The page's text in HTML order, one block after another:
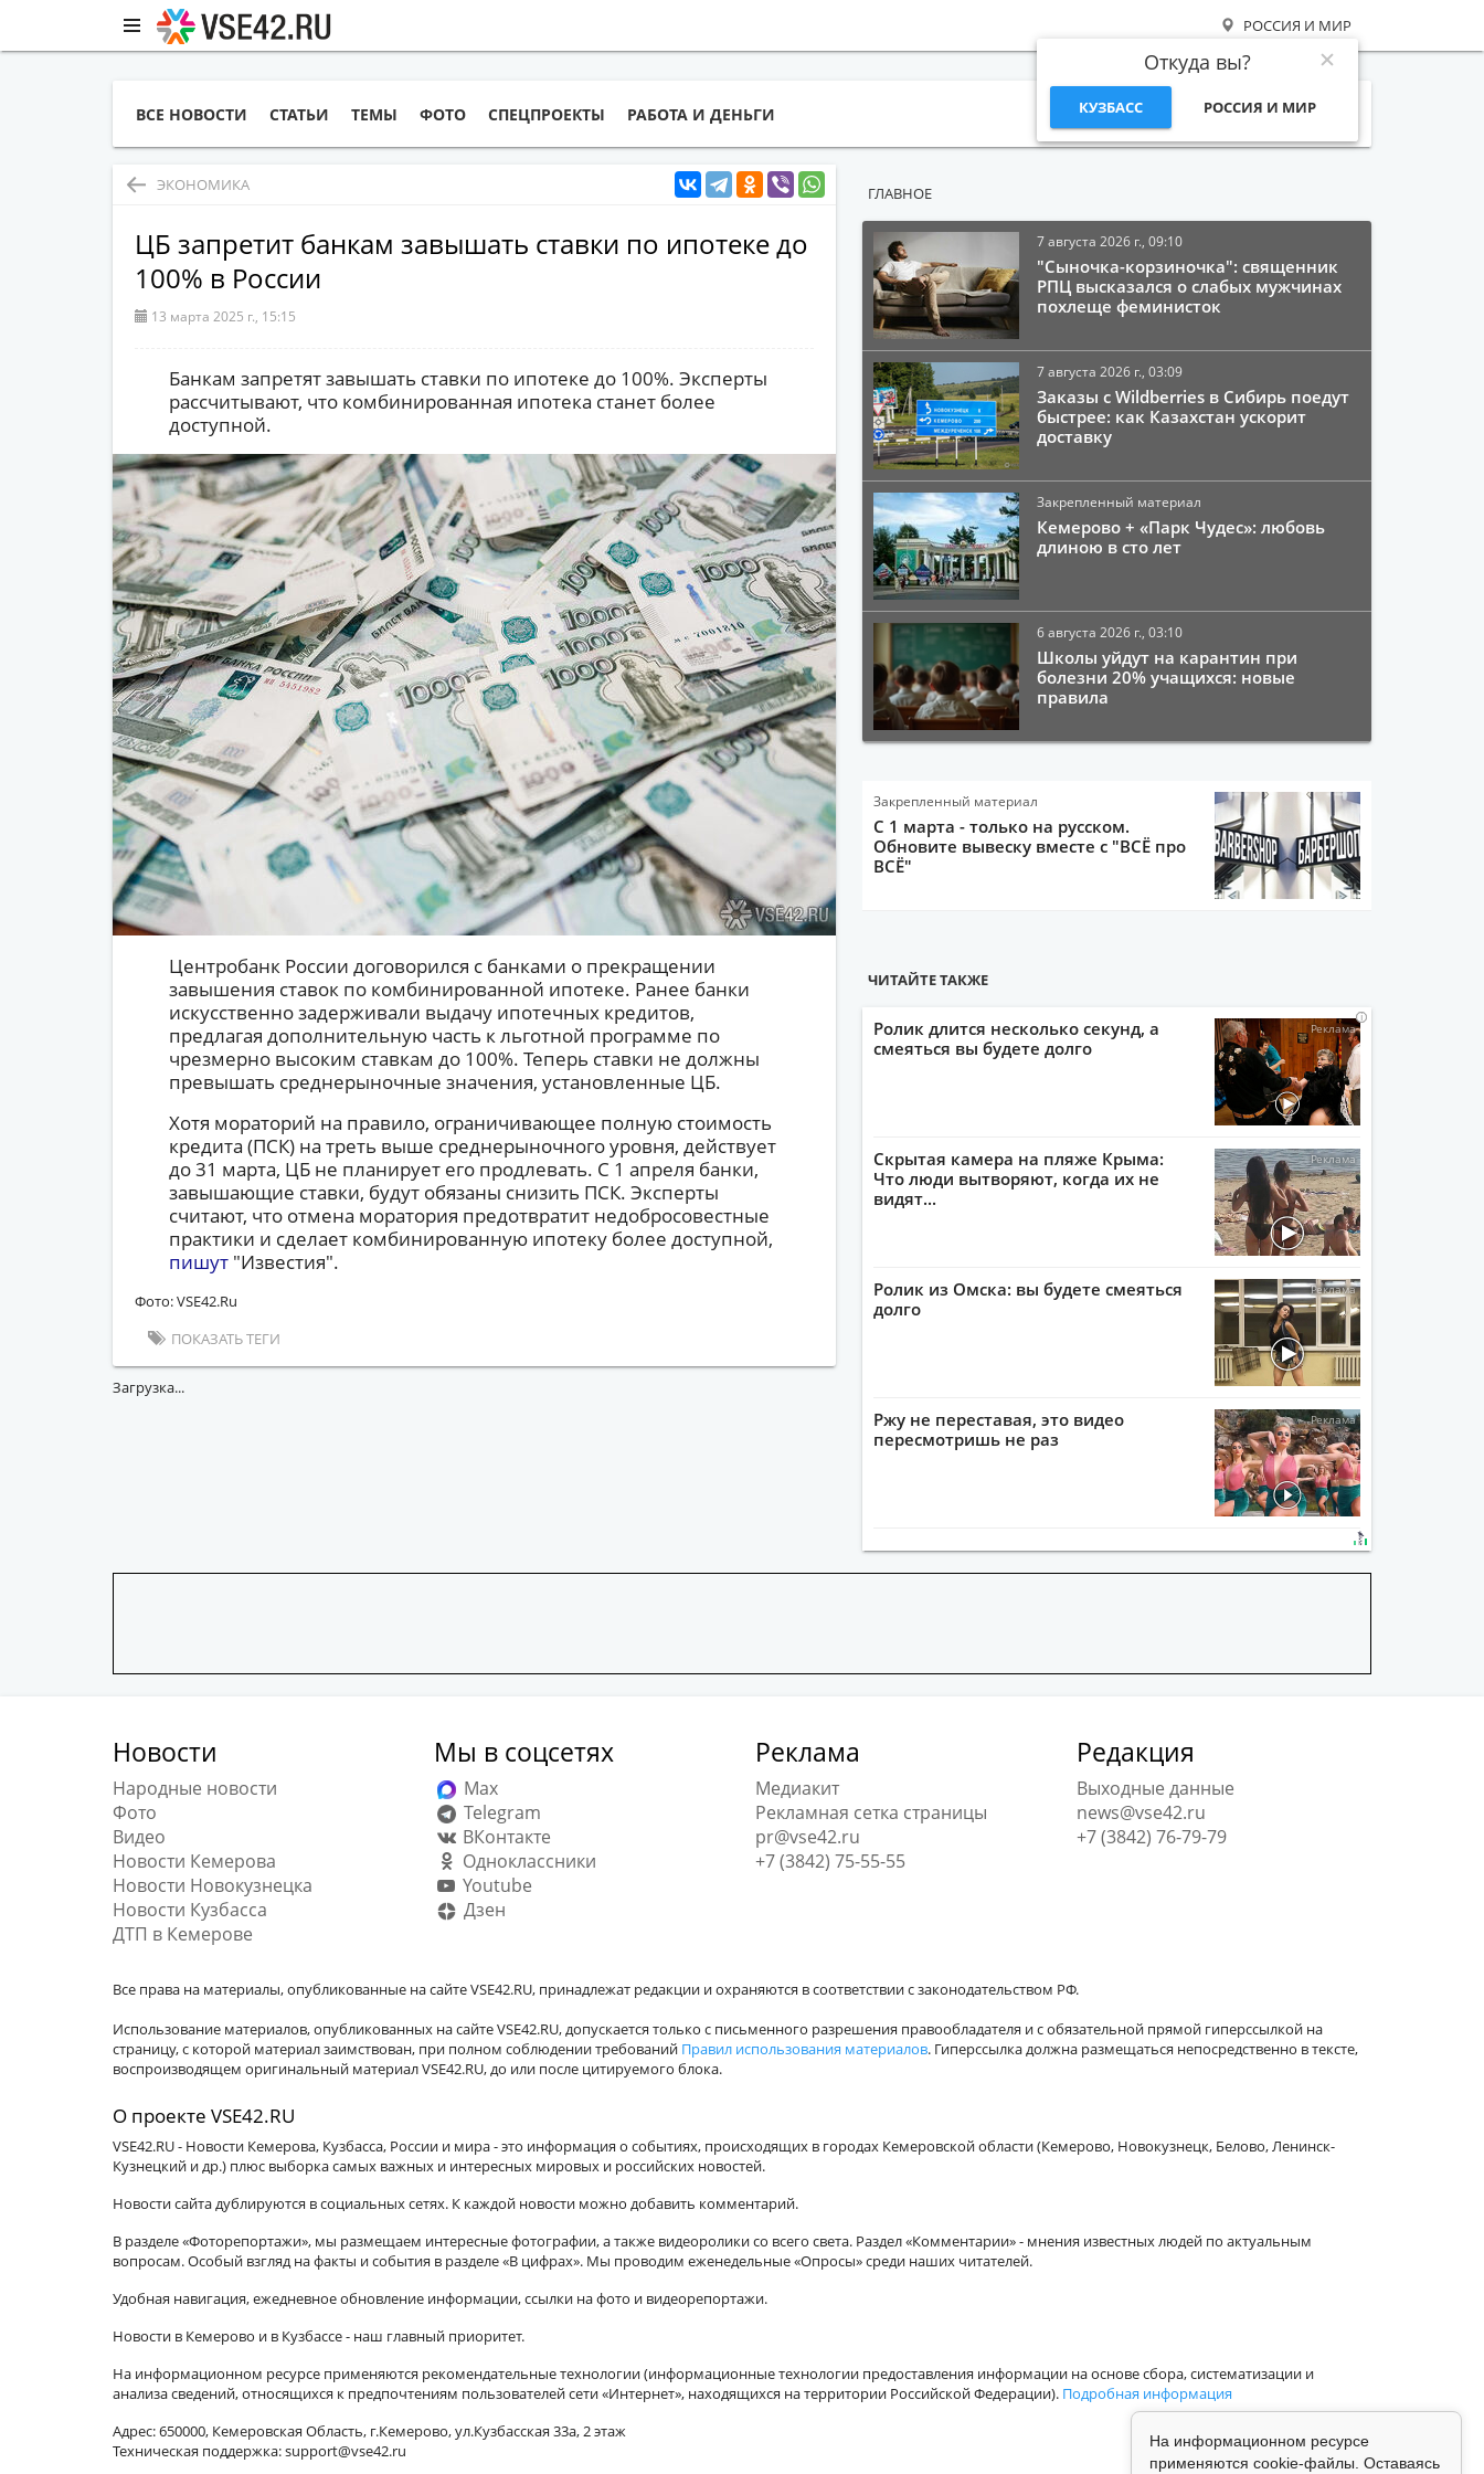
РОССИЯ И МИР
Откуда вы?
КУЗБАСС РОССИЯ И МИР
ВСЕ НОВОСТИ СТАТЬИ ТЕМЫ ФОТО СПЕЦПРОЕКТЫ РАБОТА И ДЕНЬГИ Поиск
ЭКОНОМИКА
ЦБ запретит банкам завышать ставки по ипотеке до
100% в России
13 марта 2025 г., 15:15
Банкам запретят завышать ставки по ипотеке до 100%. Эксперты
рассчитывают, что комбинированная ипотека станет более
доступной.
Центробанк России договорился с банками о прекращении
завышения ставок по комбинированной ипотеке. Ранее банки
искусственно задерживали выдачу ипотечных кредитов,
предлагая дополнительную часть к льготной программе по
чрезмерно высоким ставкам до 100%. Теперь ставки не должны
превышать среднерыночные значения, установленные ЦБ.
Хотя мораторий на правило, ограничивающее полную стоимость
кредита (ПСК) на треть выше среднерыночного уровня, действует
до 31 марта, ЦБ не планирует его продлевать. С 1 апреля банки,
завышающие ставки, будут обязаны снизить ПСК. Эксперты
считают, что отмена моратория предотвратит недобросовестные
практики и сделает комбинированную ипотеку более доступной,
пишут"Известия".
Фото: VSE42.Ru
ПОКАЗАТЬ ТЕГИ
Загрузка...
ГЛАВНОЕ
7 августа 2026 г., 09:10
"Сыночка-корзиночка": священник
РПЦ высказался о слабых мужчинах
похлеще феминисток
7 августа 2026 г., 03:09
Заказы с Wildberries в Сибирь поедут
быстрее: как Казахстан ускорит
доставку
Закрепленный материал
Кемерово + «Парк Чудес»: любовь
длиною в сто лет
6 августа 2026 г., 03:10
Школы уйдут на карантин при
болезни 20% учащихся: новые
правила
Закрепленный материал
С 1 марта - только на русском.
Обновите вывеску вместе с "ВСЁ про
ВСЁ"
ЧИТАЙТЕ ТАКЖЕ
i
Ролик длится несколько секунд, а
смеяться вы будете долго
i
Скрытая камера на пляже Крыма:
Что люди вытворяют, когда их не
видят...
i
Ролик из Омска: вы будете смеяться
долго
i
Ржу не переставая, это видео
пересмотришь не раз
Новости
Народные новости
Фото
Видео
Новости Кемерова
Новости Новокузнецка
Новости Кузбасса
ДТП в Кемерове
Мы в соцсетях
Max
Telegram
ВКонтакте
Одноклассники
Youtube
Дзен
Реклама
Медиакит
Рекламная сетка страницы
pr@vse42.ru
+7 (3842) 75-55-55
Редакция
Выходные данные
news@vse42.ru
+7 (3842) 76-79-79
Все права на материалы, опубликованные на сайте VSE42.RU, принадлежат редакции и охраняются в соответствии с законодательством РФ.
Использование материалов, опубликованных на сайте VSE42.RU, допускается только с письменного разрешения правообладателя и с обязательной прямой гиперссылкой на
страницу, с которой материал заимствован, при полном соблюдении требований Правил использования материалов. Гиперссылка должна размещаться непосредственно в тексте,
воспроизводящем оригинальный материал VSE42.RU, до или после цитируемого блока.
О проекте VSE42.RU
VSE42.RU - Новости Кемерова, Кузбасса, России и мира - это информация о событиях, происходящих в городах Кемеровской области (Кемерово, Новокузнецк, Белово, Ленинск-
Кузнецкий и др.) плюс выборка самых важных и интересных мировых и российских новостей.
Новости сайта дублируются в социальных сетях. К каждой новости можно добавить комментарий.
В разделе «Фоторепортажи», мы размещаем интересные фотографии, а также видеоролики со всего света. Раздел «Комментарии» - мнения известных людей по актуальным
вопросам. Особый взгляд на факты и события в разделе «В цифрах». Мы проводим еженедельные «Опросы» среди наших читателей.
Удобная навигация, ежедневное обновление информации, ссылки на фото и видеорепортажи.
Новости в Кемерово и в Кузбассе - наш главный приоритет.
На информационном ресурсе применяются рекомендательные технологии (информационные технологии предоставления информации на основе сбора, систематизации и
анализа сведений, относящихся к предпочтениям пользователей сети «Интернет», находящихся на территории Российской Федерации). Подробная информация
Адрес: 650000, Кемеровская Область, г.Кемерово, ул.Кузбасская 33а, 2 этаж
Техническая поддержка: support@vse42.ru
На информационном ресурсе
применяются cookie-файлы. Оставаясь